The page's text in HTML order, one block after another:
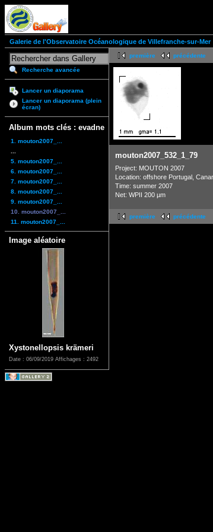
Galerie de l'Observatoire Océanologique de Villefranche-sur-Mer
Recherche avancée
Lancer un diaporama
Lancer un diaporama (plein
écran)
Album mots clés : evadne
1. mouton2007_...
5. mouton2007_...
6. mouton2007_...
7. mouton2007_...
8. mouton2007_...
9. mouton2007_...
10. mouton2007_...
11. mouton2007_...
Image aléatoire
Xystonellopsis krämeri
Date : 06/09/2019 Affichages : 2492
première précédente
mouton2007_532_1_79
Project: MOUTON 2007
Location: offshore Portugal,
Time: summer 2007
Net: WPII 200 µm
première précédente